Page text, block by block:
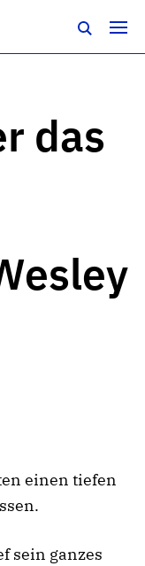
das
einen tiefen
sein ganzes